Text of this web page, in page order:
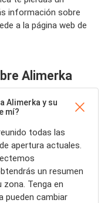
información sobre
a la página web de
Alimerka
Alimerka y su
mí?
todas las
apertura actuales.
un resumen
zona. Tenga en
pueden cambiar